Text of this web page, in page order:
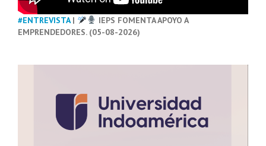
#ENTREVISTA|
IEPS FOMENTA APOYO A
EMPRENDEDORES. (05-08-2026)